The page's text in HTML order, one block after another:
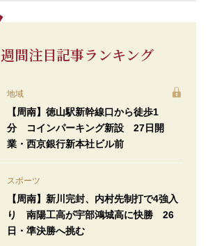
週間注目記事ランキング
地域
【周南】徳山駅新幹線口から徒歩1
分 コインパーキング新設 27日開
業・西京銀行新本社ビル前
スポーツ
【周南】新川完封、内村先制打で4強入
り 南陽工高が宇部鴻城高に快勝 26
日・準決勝へ挑む